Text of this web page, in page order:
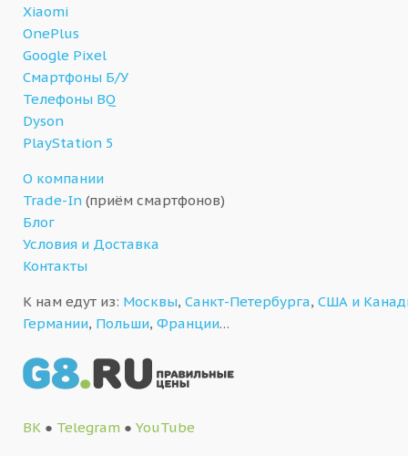
Xiaomi
OnePlus
Google Pixel
Смартфоны Б/У
Телефоны BQ
Dyson
PlayStation 5
О компании
Trade-In (приём смартфонов)
Блог
Условия и Доставка
Контакты
К нам едут из: Москвы, Санкт-Петербурга, США и
Германии, Польши, Франции…
ВК ● Telegram ● YouTube